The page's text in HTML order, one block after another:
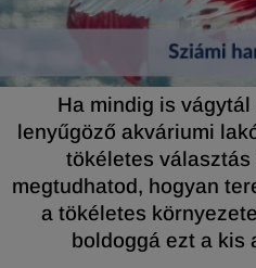
Ha mindig is
lenyűgöző akváriumi
tökéletes
megtudhatod, hogyan
a tökéletes
boldoggá ezt a kis